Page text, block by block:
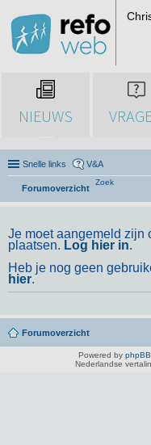
NIEUWS
Snelle links V&A
Forumoverzicht
Zoek
Je moet aangemeld zijn
plaatsen. Log hier in.
Heb je nog geen
hier.
Forumoverzicht
Powered by phpBB
Nederlandse